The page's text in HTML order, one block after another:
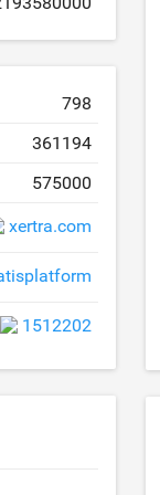
798
361194
575000
xertra.com
1512202